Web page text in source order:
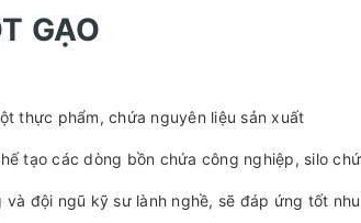
GẠO
thực phẩm, chứa nguyên liệu sản xuất
tạo các dòng bồn chứa công nghiệp, silo
đội ngũ kỹ sư lành nghề, sẽ đáp ứng tốt